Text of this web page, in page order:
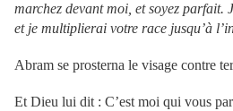
marchez devant moi, et soyez parfait.
et je multiplierai votre race jusqu’à
Abram se prosterna le visage contre
Et Dieu lui dit : C’est moi qui vous